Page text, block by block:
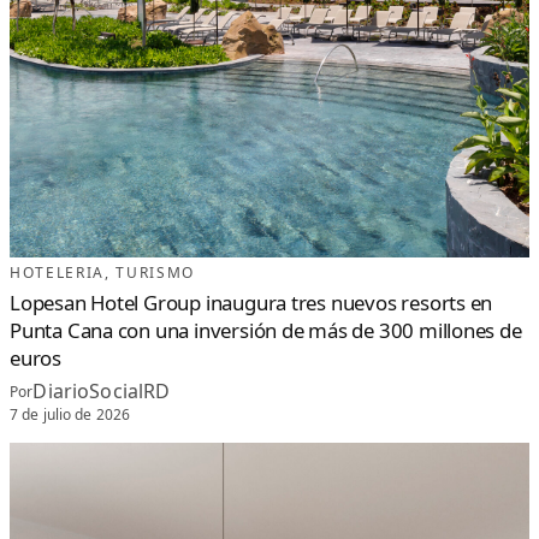
HOTELERIA, TURISMO
Lopesan Hotel Group inaugura tres nuevos resorts en
Punta Cana con una inversión de más de 300 millones de
euros
PorDiarioSocialRD
7 de julio de 2026